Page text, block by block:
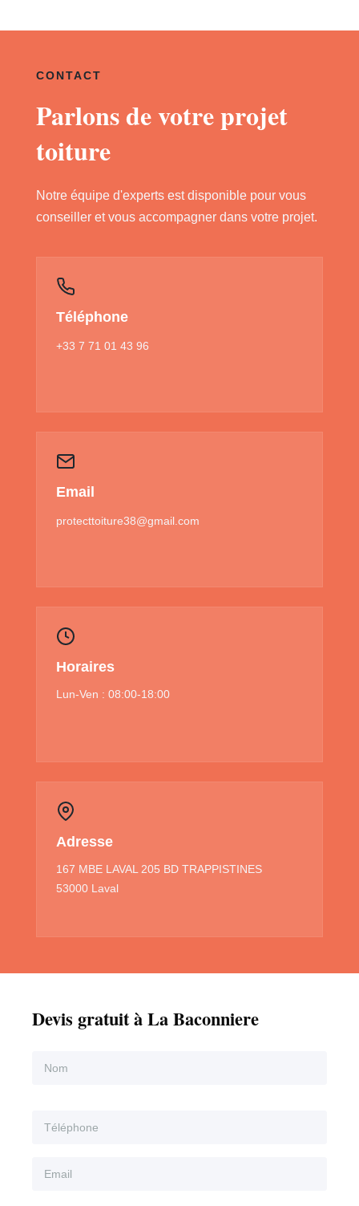
CONTACT
Parlons de votre projet
toiture
Notre équipe d'experts est disponible pour vous
conseiller et vous accompagner dans votre projet.
Téléphone
+33 7 71 01 43 96
Email
protecttoiture38@gmail.com
Horaires
Lun-Ven : 08:00-18:00
Adresse
167 MBE LAVAL 205 BD TRAPPISTINES
53000 Laval
Devis gratuit à La Baconniere